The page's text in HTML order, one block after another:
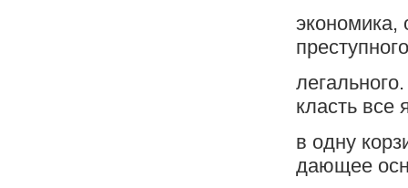
экономика,
класть все
в одну
дающее